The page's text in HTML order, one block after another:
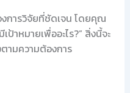
การวิจัยที่ชัดเจน โดยคุณ
ป้าหมายเพื่ออะไร?” สิ่งนี้จะ
ามความต้องการ